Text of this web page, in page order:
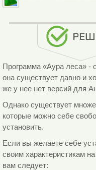
Программа «Аура леса» -
она существует давно и
же у нее нет версий для
Однако существует
которые можно себе
установить.
Если вы желаете себе
своим характеристикам
вам следует: